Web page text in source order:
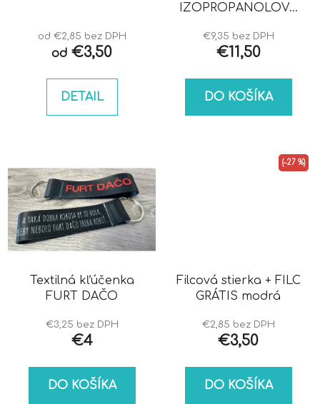
od €2,85 bez DPH
od €3,50
DETAIL
IZOPROPANOLOVÝ
€9,35 bez DPH
€11,50
DO KOŠÍKA
Textilná kľúčenka
FURT DAČO
€3,25 bez DPH
€4
DO KOŠÍKA
Filcová stierka + FILC
GRÁTIS modrá
€2,85 bez DPH
€3,50
(–27 %)
DO KOŠÍKA